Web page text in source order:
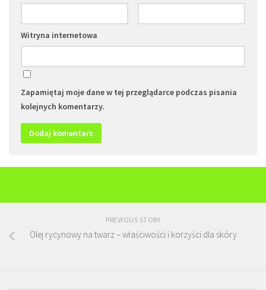
Witryna internetowa
Zapamiętaj moje dane w tej przeglądarce podczas pisania
kolejnych komentarzy.
PREVIOUS STORY
Olej rycynowy na twarz – właściwości i korzyści dla skóry